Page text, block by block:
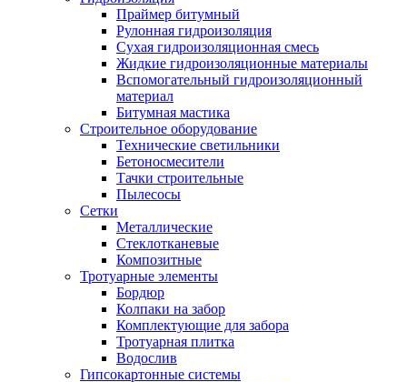
Праймер битумный
Рулонная гидроизоляция
Сухая гидроизоляционная смесь
Жидкие гидроизоляционные материалы
Вспомогательный гидроизоляционный
материал
Битумная мастика
Строительное оборудование
Технические светильники
Бетоносмесители
Тачки строительные
Пылесосы
Сетки
Металлические
Стеклотканевые
Композитные
Тротуарные элементы
Бордюр
Колпаки на забор
Комплектующие для забора
Тротуарная плитка
Водослив
Гипсокартонные системы